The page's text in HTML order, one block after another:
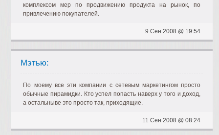
комплексом мер по продвижению продукта на рынок, по
привлечению покупателей.
9 Сен 2008 @ 19:54
Мэтью:
По моему все эти компании с сетевым маркетингом просто
обычные пирамидки. Кто успел попасть наверх у того и доход,
а остальныве это просто так, приходящие.
11 Сен 2008 @ 08:24